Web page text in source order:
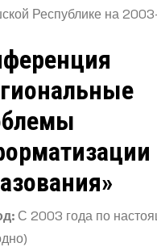
Республике на
С 2003 года по